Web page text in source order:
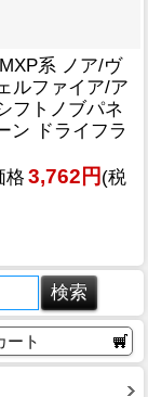
系 ノア/ヴ
ルファイア/ア
フトノブパネ
ン ドライフラ
格 3,762円 (税
ート